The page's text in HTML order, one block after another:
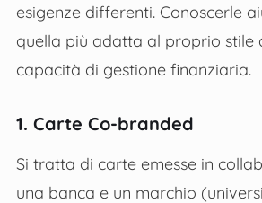
esigenze differenti. Conoscerle
quella più adatta al proprio stile
capacità di gestione finanziaria.
1. Carte Co-branded
Si tratta di carte emesse in
una banca e un marchio